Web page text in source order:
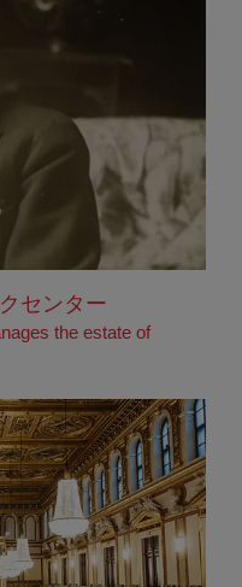
センター
the estate of